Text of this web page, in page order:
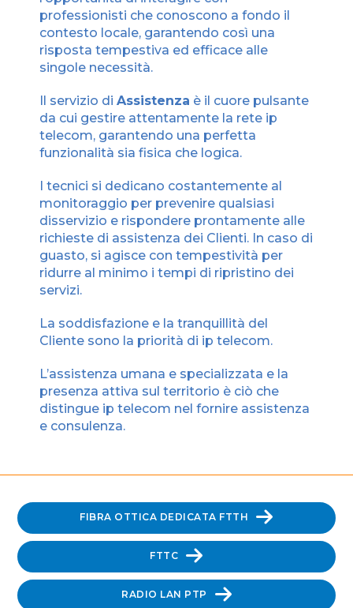
professionisti che conoscono a fondo il
contesto locale, garantendo così una
risposta tempestiva ed efficace alle
singole necessità.
Il servizio di Assistenza è il cuore pulsante
da cui gestire attentamente la rete ip
telecom, garantendo una perfetta
funzionalità sia fisica che logica.
I tecnici si dedicano costantemente al
monitoraggio per prevenire qualsiasi
disservizio e rispondere prontamente alle
richieste di assistenza dei Clienti. In caso di
guasto, si agisce con tempestività per
ridurre al minimo i tempi di ripristino dei
servizi.
La soddisfazione e la tranquillità del
Cliente sono la priorità di ip telecom.
L’assistenza umana e specializzata e la
presenza attiva sul territorio è ciò che
distingue ip telecom nel fornire assistenza
e consulenza.
FIBRA OTTICA DEDICATA FTTH
FTTC
RADIO LAN PTP